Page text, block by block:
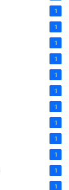
1
1
1
1
1
1
1
1
1
1
1
1